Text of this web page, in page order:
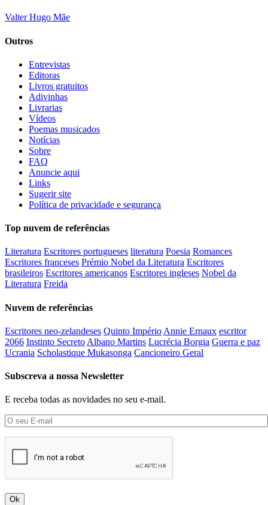
Valter Hugo Mãe
Outros
Entrevistas
Editoras
Livros gratuitos
Adivinhas
Livrarias
Vídeos
Poemas musicados
Notícias
Sobre
FAQ
Anuncie aqui
Links
Sugerir site
Política de privacidade e segurança
Top nuvem de referências
Literatura Escritores portugueses literatura Poesia Romances
Escritores franceses Prémio Nobel da Literatura Escritores
brasileiros Escritores americanos Escritores ingleses Nobel da
Literatura Freida
Nuvem de referências
Escritores neo-zelandeses Quinto Império Annie Ernaux escritor
2066 Instinto Secreto Albano Martins Lucrécia Borgia Guerra e paz
Ucrania Scholastique Mukasonga Cancioneiro Geral
Subscreva a nossa Newsletter
E receba todas as novidades no seu e-mail.
Ok